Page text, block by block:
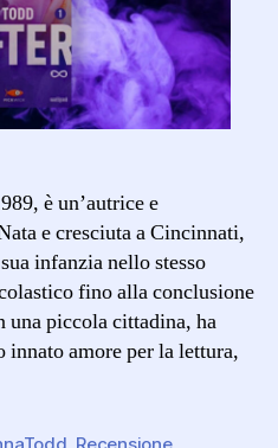
è un’autrice e
e cresciuta a Cincinnati,
infanzia nello stesso
fino alla conclusione
una piccola cittadina, ha
innato amore per la lettura,